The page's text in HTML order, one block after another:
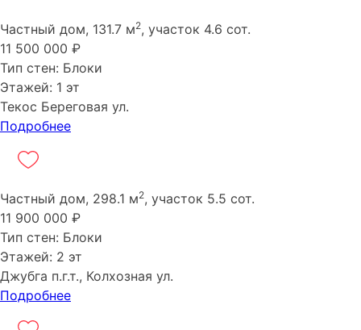
Частный дом, 131.7 м2, участок 4.6 сот.
11 500 000 ₽
Тип стен: Блоки
Этажей: 1 эт
Текос Береговая ул.
Подробнее
Частный дом, 298.1 м2, участок 5.5 сот.
11 900 000 ₽
Тип стен: Блоки
Этажей: 2 эт
Джубга п.г.т., Колхозная ул.
Подробнее